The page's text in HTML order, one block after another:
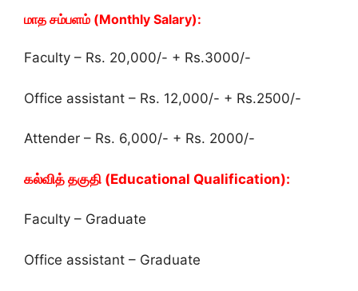
மாத சம்பளம் (Monthly Salary):
Faculty – Rs. 20,000/- + Rs.3000/-
Office assistant – Rs. 12,000/- + Rs.2500/-
Attender – Rs. 6,000/- + Rs. 2000/-
கல்வித் தகுதி (Educational Qualification):
Faculty – Graduate
Office assistant – Graduate